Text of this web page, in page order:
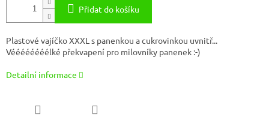
Přidat do košíku
Plastové vajíčko XXXL s panenkou a cukrovinkou uvnitř...
Véééééééélké překvapení pro milovníky panenek :-)
Detailní informace